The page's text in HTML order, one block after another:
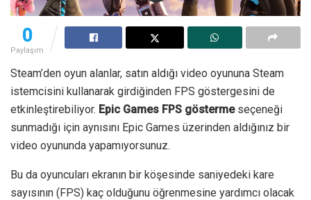
0
Paylaşım
Steam’den oyun alanlar, satın aldığı video oyununa Steam
istemcisini kullanarak girdiğinden FPS göstergesini de
etkinleştirebiliyor. Epic Games FPS göstermeseçeneği
sunmadığı için aynısını Epic Games üzerinden aldığınız bir
video oyununda yapamıyorsunuz.
Bu da oyuncuları ekranın bir köşesinde saniyedeki kare
sayısının (FPS) kaç olduğunu öğrenmesine yardımcı olacak